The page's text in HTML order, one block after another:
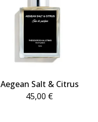
Aegean Salt & Citrus
45,00 €